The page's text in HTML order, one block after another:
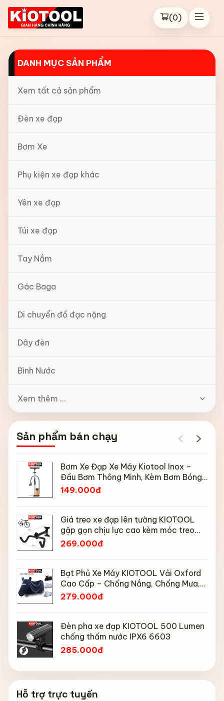
(0)
DANH MỤC SẢN PHẨM
Xem tất cả sản phẩm
Đèn xe đạp
Bơm Xe
Phụ kiện xe đạp khác
Yên xe đạp
Túi xe đạp
Tay Nắm
Gác Baga
Di chuyển đồ đạc nặng
Dây đèn
Bình Nước
Xem thêm ...
Sản phẩm bán chạy ‹ ›
Bơm Xe Đạp Xe Máy Kiotool Inox –
Đầu Bơm Thông Minh, Kèm Bơm Bóng,
Đồng Hồ 160 PSI
149.000đ
Giá treo xe đạp lên tường KIOTOOL
gập gọn chịu lực cao kèm móc treo
mũ bảo hiểm
269.000đ
Bạt Phủ Xe Máy KIOTOOL Vải Oxford
Cao Cấp – Chống Nắng, Chống Mưa,
Chống Bụi, Chống Tia UV, Có Phản
279.000đ
Đèn pha xe đạp KIOTOOL 500 Lumen
chống thấm nước IPX6 6603
285.000đ
Hỗ trợ trực tuyến